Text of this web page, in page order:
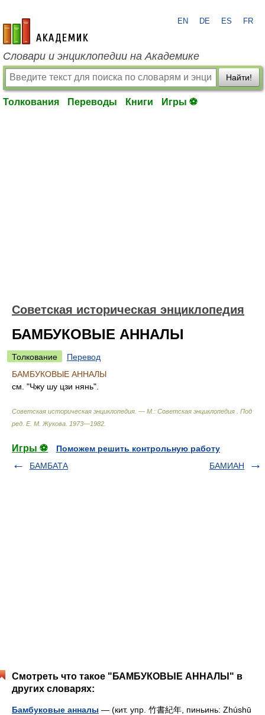
academic.ru
EN DE ES FR
Словари и энциклопедии на Академике
Найти!
Толкования Переводы Книги Игры ⚽
Советская историческая энциклопедия
БАМБУКОВЫЕ АННАЛЫ
Толкование
Перевод
БАМБУКОВЫЕ АННАЛЫ
см. "Чжу шу цзи нянь".
Советская историческая энциклопедия. — М.: Советская энциклопедия
Под
ред. Е. М. Жукова 1973—1982
Игры ⚽
Поможем решить контрольную работу
БАМБАТА
БАМИАН
Смотреть что такое "БАМБУКОВЫЕ АННАЛЫ" в
других словарях:
Бамбуковые анналы — (кит. упр. 竹書紀年, пиньинь: Zhúshū